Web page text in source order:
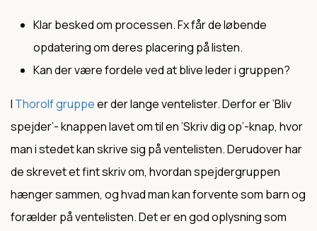
Klar besked om processen. Fx får de løbende
opdatering om deres placering på listen.
Kan der være fordele ved at blive leder i gruppen?
I Thorolf gruppeer der lange ventelister. Derfor er ’Bliv
spejder’- knappen lavet om til en ’Skriv dig op’-knap, hvor
man i stedet kan skrive sig på ventelisten. Derudover har
de skrevet et fint skriv om, hvordan spejdergruppen
hænger sammen, og hvad man kan forvente som barn og
forælder på ventelisten. Det er en god oplysning som